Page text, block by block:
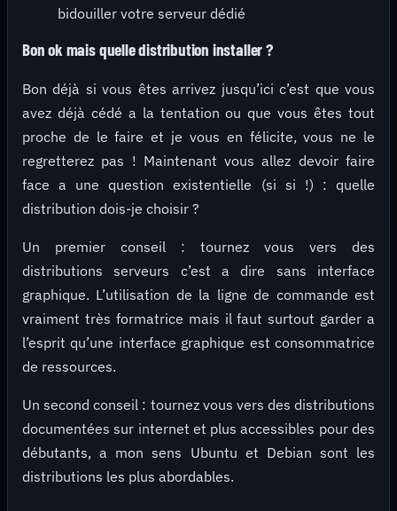
bidouiller votre serveur dédié
Bon ok mais quelle distribution installer ?
Bon déjà si vous êtes arrivez jusqu’ici c’est que vous
avez déjà cédé a la tentation ou que vous êtes tout
proche de le faire et je vous en félicite, vous ne le
regretterez pas ! Maintenant vous allez devoir faire
face a une question existentielle (si si !) : quelle
distribution dois-je choisir ?
Un premier conseil : tournez vous vers des
distributions serveurs c’est a dire sans interface
graphique. L’utilisation de la ligne de commande est
vraiment très formatrice mais il faut surtout garder a
l’esprit qu’une interface graphique est consommatrice
de ressources.
Un second conseil : tournez vous vers des distributions
documentées sur internet et plus accessibles pour des
débutants, a mon sens Ubuntu et Debian sont les
distributions les plus abordables.